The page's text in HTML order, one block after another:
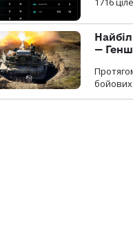
—
бойових